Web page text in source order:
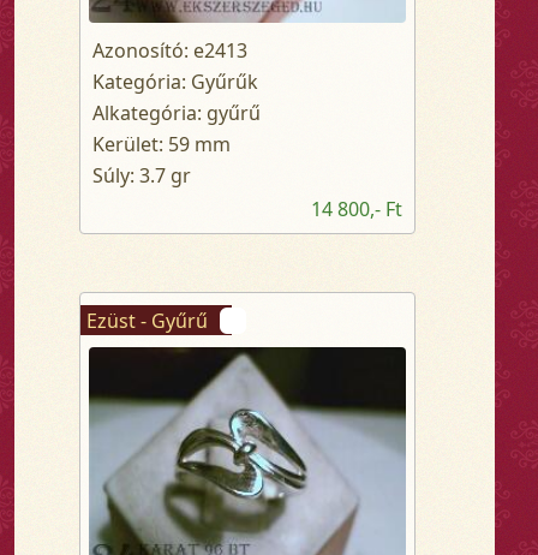
Azonosító: e2413
Kategória: Gyűrűk
Alkategória: gyűrű
Kerület: 59 mm
Súly: 3.7 gr
14 800,- Ft
Ezüst - Gyűrű